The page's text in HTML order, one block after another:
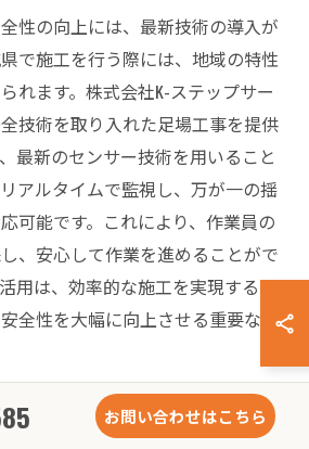
性の向上には、最新技術の導入が
で施工を行う際には、地域の特性
れます。株式会社K-ステップサー
技術を取り入れた足場工事を提供
最新のセンサー技術を用いること
アルタイムで監視し、万が一の揺
可能です。これにより、作業員の
、安心して作業を進めることがで
用は、効率的な施工を実現すると
全性を大幅に向上させる重要な要
お問い合わせはこちら